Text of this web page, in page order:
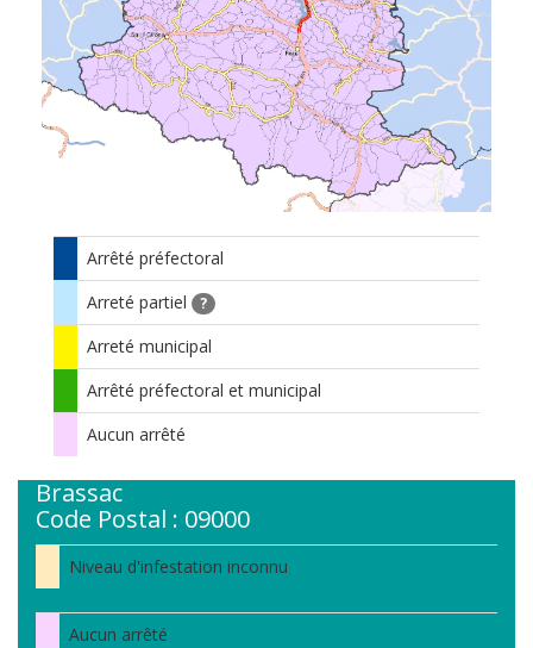
Arrêté préfectoral
Arreté partiel
?
Arreté municipal
Arrêté préfectoral et municipal
Aucun arrêté
Brassac
Code Postal : 09000
Niveau d'infestation inconnu
Aucun arrêté